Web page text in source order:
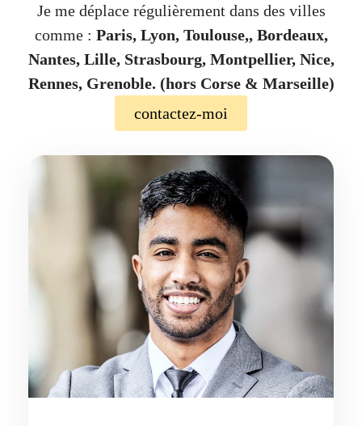
Je me déplace régulièrement dans des villes
comme : Paris, Lyon, Toulouse,, Bordeaux,
Nantes, Lille, Strasbourg, Montpellier, Nice,
Rennes, Grenoble. (hors Corse & Marseille)
contactez-moi